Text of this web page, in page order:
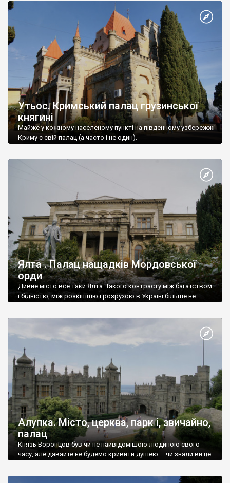
Утьос. Кримський палац грузинської
княгині
Майже у кожному населеному пункті на південному узбережжі
Криму є свій палац (а часто і не один).
Ялта . Палац нащадків Мордовської
орди
Дивне місто все таки Ялта. Такого контрасту між багатством
і бідністю, між розкішшю і розрухою в Україні більше не
Алупка. Місто, церква, парк і, звичайно,
палац
Князь Воронцов був чи не найвідомішою людиною свого
часу, але давайте не будемо кривити душею – чи знали ви це